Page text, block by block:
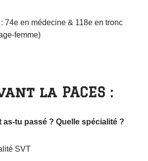
74e en médecine & 118e en tronc
femme)
la PACES :
as-tu passé ? Quelle spécialité ?
SVT